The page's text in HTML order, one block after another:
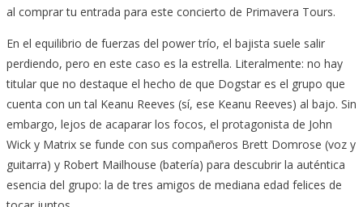
al comprar tu entrada para este concierto de Primavera Tours.
En el equilibrio de fuerzas del power trío, el bajista suele salir
perdiendo, pero en este caso es la estrella. Literalmente: no hay
titular que no destaque el hecho de que Dogstar es el grupo que
cuenta con un tal Keanu Reeves (sí, ese Keanu Reeves) al bajo. Sin
embargo, lejos de acaparar los focos, el protagonista de John
Wick y Matrix se funde con sus compañeros Brett Domrose (voz y
guitarra) y Robert Mailhouse (batería) para descubrir la auténtica
esencia del grupo: la de tres amigos de mediana edad felices de